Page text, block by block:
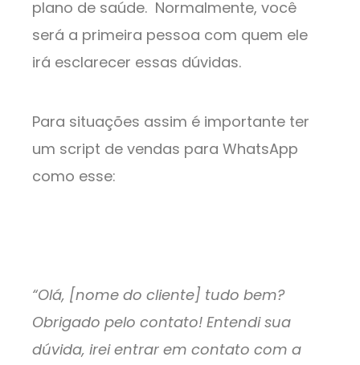
plano de saúde. Normalmente, você
será a primeira pessoa com quem ele
irá esclarecer essas dúvidas.
Para situações assim é importante ter
um script de vendas para WhatsApp
como esse:
“Olá, [nome do cliente] tudo bem?
Obrigado pelo contato! Entendi sua
dúvida, irei entrar em contato com a